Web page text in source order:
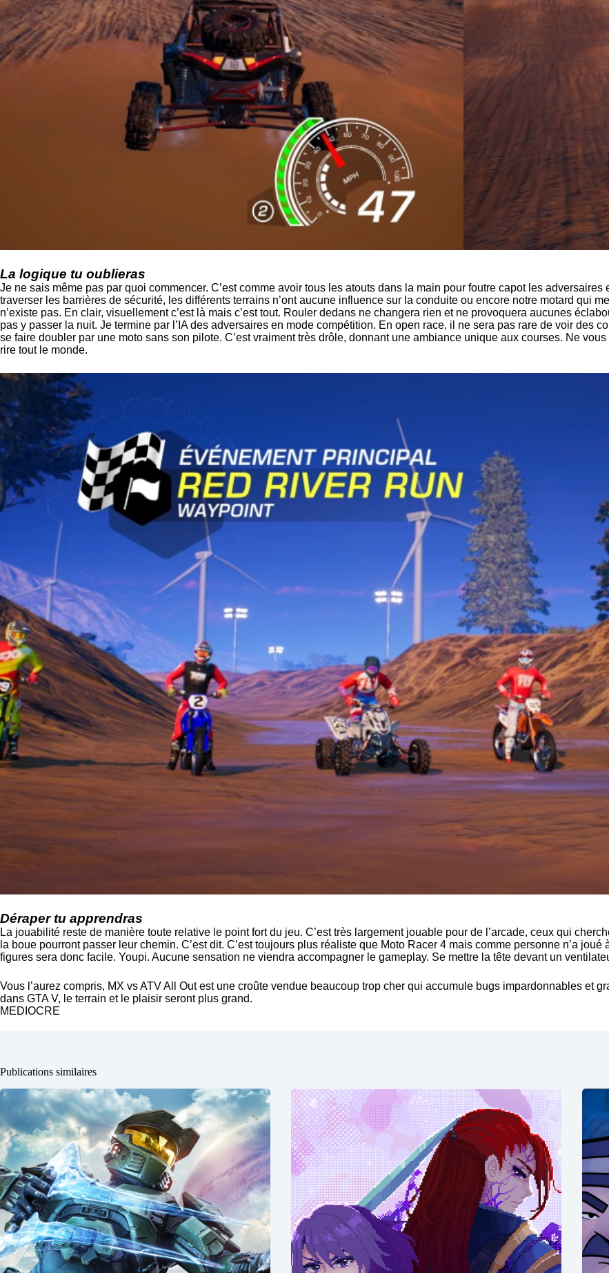
La logique tu oublieras
Je ne sais même pas par quoi commencer. C’est comme avoir tous les atouts dans la main pour foutre capot les
traverser les barrières de sécurité, les différents terrains n’ont aucune influence sur la conduite ou encore notre motard qui
n’existe pas. En clair, visuellement c’est là mais c’est tout. Rouler dedans ne changera rien et ne provoquera aucunes
pas y passer la nuit. Je termine par l’IA des adversaires en mode compétition. En open race, il ne sera pas rare de voir des
se faire doubler par une moto sans son pilote. C’est vraiment très drôle, donnant une ambiance unique aux courses. Ne
rire tout le monde.
Déraper tu apprendras
La jouabilité reste de manière toute relative le point fort du jeu. C’est très largement jouable pour de l’arcade, ceux qui
la boue pourront passer leur chemin. C’est dit. C’est toujours plus réaliste que Moto Racer 4 mais comme personne n’a
figures sera donc facile. Youpi. Aucune sensation ne viendra accompagner le gameplay. Se mettre la tête devant un
Vous l’aurez compris, MX vs ATV All Out est une croûte vendue beaucoup trop cher qui accumule bugs impardonnables et
dans GTA V, le terrain et le plaisir seront plus grand.
MEDIOCRE
Publications similaires